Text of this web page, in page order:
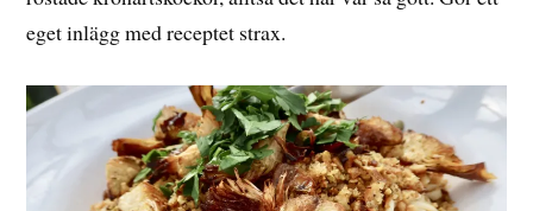
eget inlägg med receptet strax.